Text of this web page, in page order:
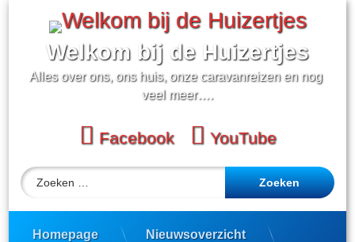
Welkom bij de Huizertjes
Alles over ons, ons huis, onze caravanreizen en nog
veel meer….
Facebook YouTube
Zoeken naar:
Homepage Nieuwsoverzicht